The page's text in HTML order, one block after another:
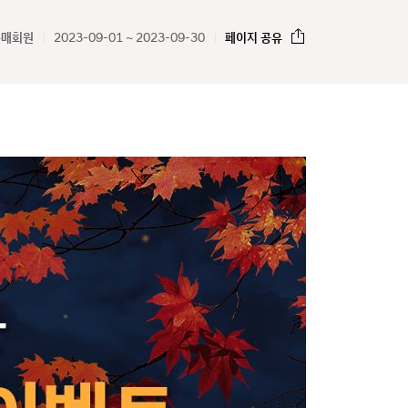
회원 2023-09-01 ~ 2023-09-30 페이지 공유